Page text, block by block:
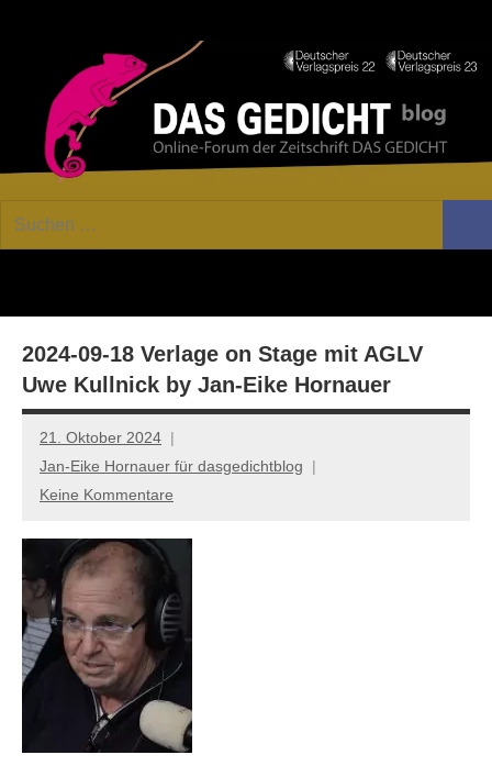
GEDICHT
Forum
von
Lyrik,
Essay
Suchen
2024-09-18 Verlage on Stage mit AGLV
Uwe Kullnick by Jan-Eike Hornauer
21. Oktober 2024
Jan-Eike Hornauer für dasgedichtblog
Keine Kommentare